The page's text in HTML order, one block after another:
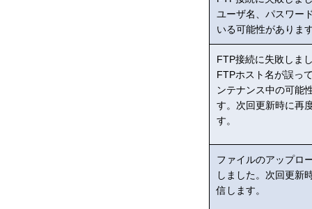
ユーザ名、パスワー
いる可能性がありま
FTP接続に失敗しま
FTPホスト名が誤っ
ンテナンス中の可能
す。次回更新時に再
す。
ファイルのアップロ
しました。次回更新
信します。